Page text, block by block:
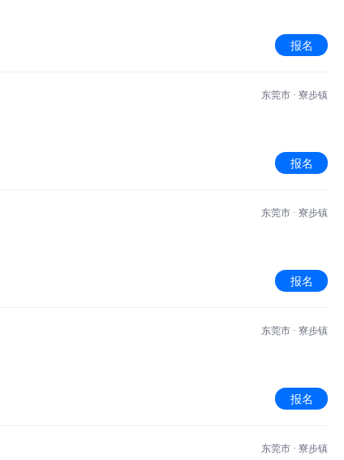
报名
东莞市 · 寮步镇
报名
东莞市 · 寮步镇
报名
东莞市 · 寮步镇
报名
东莞市 · 寮步镇